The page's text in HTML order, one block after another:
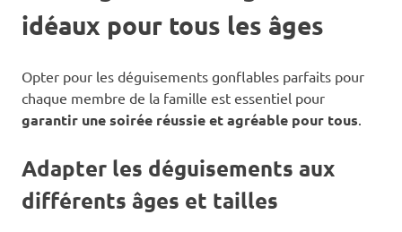
idéaux pour tous les âges
Opter pour les déguisements gonflables parfaits pour
chaque membre de la famille est essentiel pour
garantir une soirée réussie et agréable pour tous.
Adapter les déguisements aux
différents âges et tailles